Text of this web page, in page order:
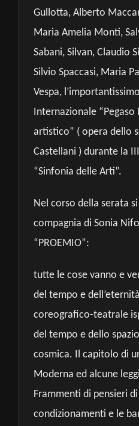
Gullotta, Alberto
Maria Amelia Monti,
Sabani, Silvan, Claudio
Silvio Spaccasi, Maria
Vespa,
Internazionale
artistico” ( opera dello
Castellani ) durante la
“Sinfonia delle Arti”.
Nel corso della serata
compagnia di Sonia
“PROEMIO”:
tutte le cose vanno e
del tempo e
coreografico-teatrale
del tempo e dello
cosmica. Il capitolo di
Moderna ed alcune
Frammenti di pensieri
condizionamenti e le